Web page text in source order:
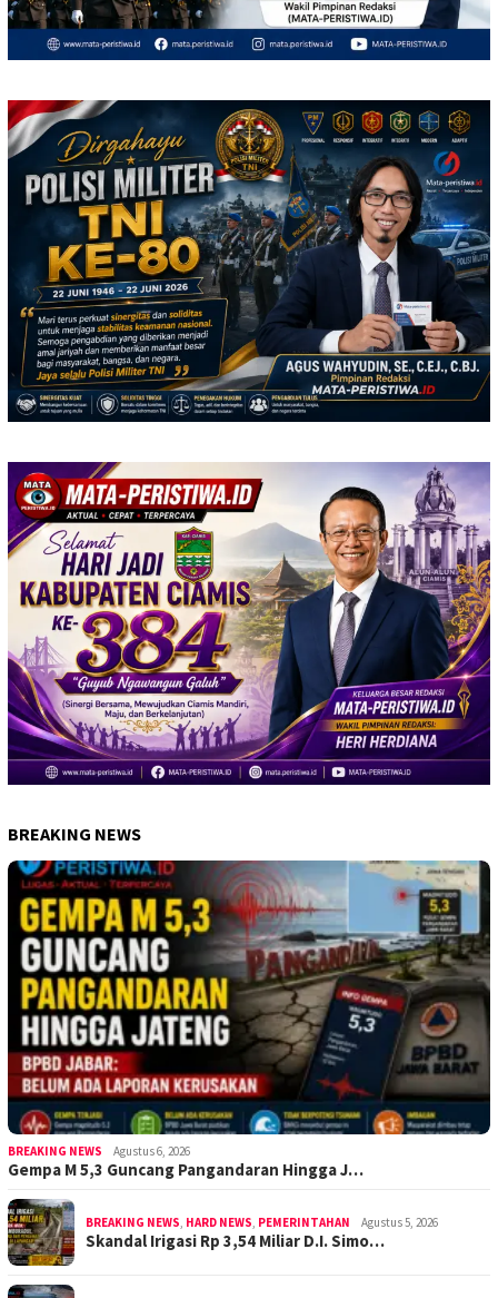
BREAKING NEWS
BREAKING NEWS Agustus 6, 2026
Gempa M 5,3 Guncang Pangandaran Hingga J…
BREAKING NEWS HARD NEWS PEMERINTAHAN Agustus 5, 2026
Skandal Irigasi Rp 3,54 Miliar D.I. Simo…